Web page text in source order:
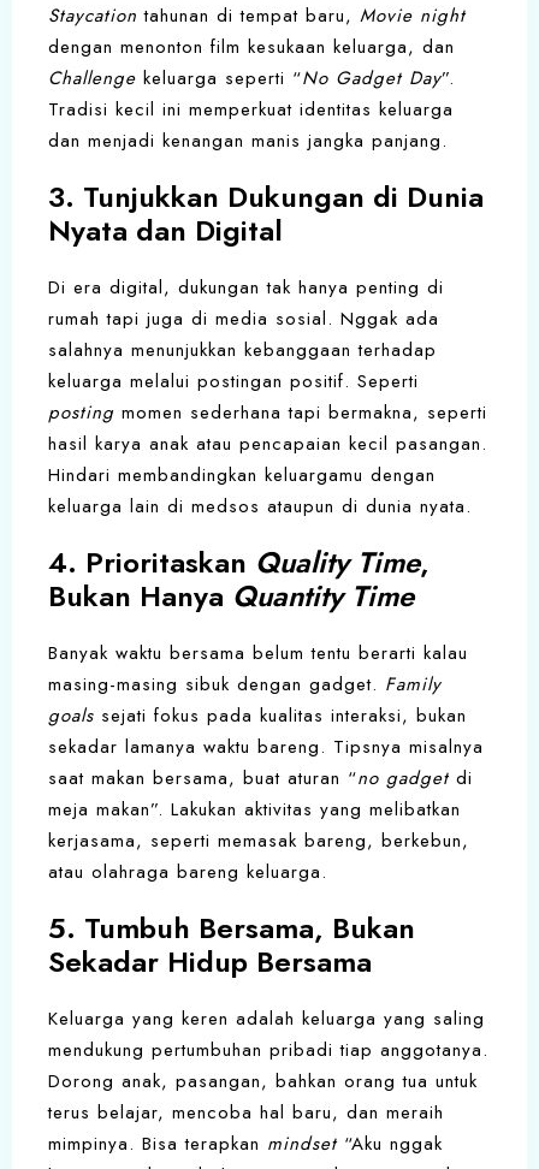
Staycation tahunan di tempat baru, Movie night
dengan menonton film kesukaan keluarga, dan
Challenge keluarga seperti “No Gadget Day”.
Tradisi kecil ini memperkuat identitas keluarga
dan menjadi kenangan manis jangka panjang.
3. Tunjukkan Dukungan di Dunia
Nyata dan Digital
Di era digital, dukungan tak hanya penting di
rumah tapi juga di media sosial. Nggak ada
salahnya menunjukkan kebanggaan terhadap
keluarga melalui postingan positif. Seperti
posting momen sederhana tapi bermakna, seperti
hasil karya anak atau pencapaian kecil pasangan.
Hindari membandingkan keluargamu dengan
keluarga lain di medsos ataupun di dunia nyata.
4. Prioritaskan Quality Time,
Bukan Hanya Quantity Time
Banyak waktu bersama belum tentu berarti kalau
masing-masing sibuk dengan gadget. Family
goals sejati fokus pada kualitas interaksi, bukan
sekadar lamanya waktu bareng. Tipsnya misalnya
saat makan bersama, buat aturan “no gadget di
meja makan”. Lakukan aktivitas yang melibatkan
kerjasama, seperti memasak bareng, berkebun,
atau olahraga bareng keluarga.
5. Tumbuh Bersama, Bukan
Sekadar Hidup Bersama
Keluarga yang keren adalah keluarga yang saling
mendukung pertumbuhan pribadi tiap anggotanya.
Dorong anak, pasangan, bahkan orang tua untuk
terus belajar, mencoba hal baru, dan meraih
mimpinya. Bisa terapkan mindset “Aku nggak